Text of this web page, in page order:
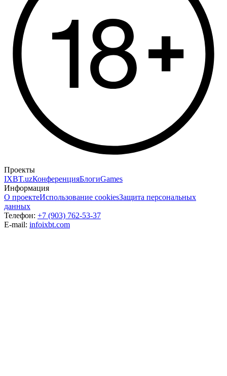
Проекты
IXBT.uzКонференцияБлогиGames
Информация
О проектеИспользование cookiesЗащита персональных
данных
Телефон: +7 (903) 762-53-37
E-mail: infoixbt.com